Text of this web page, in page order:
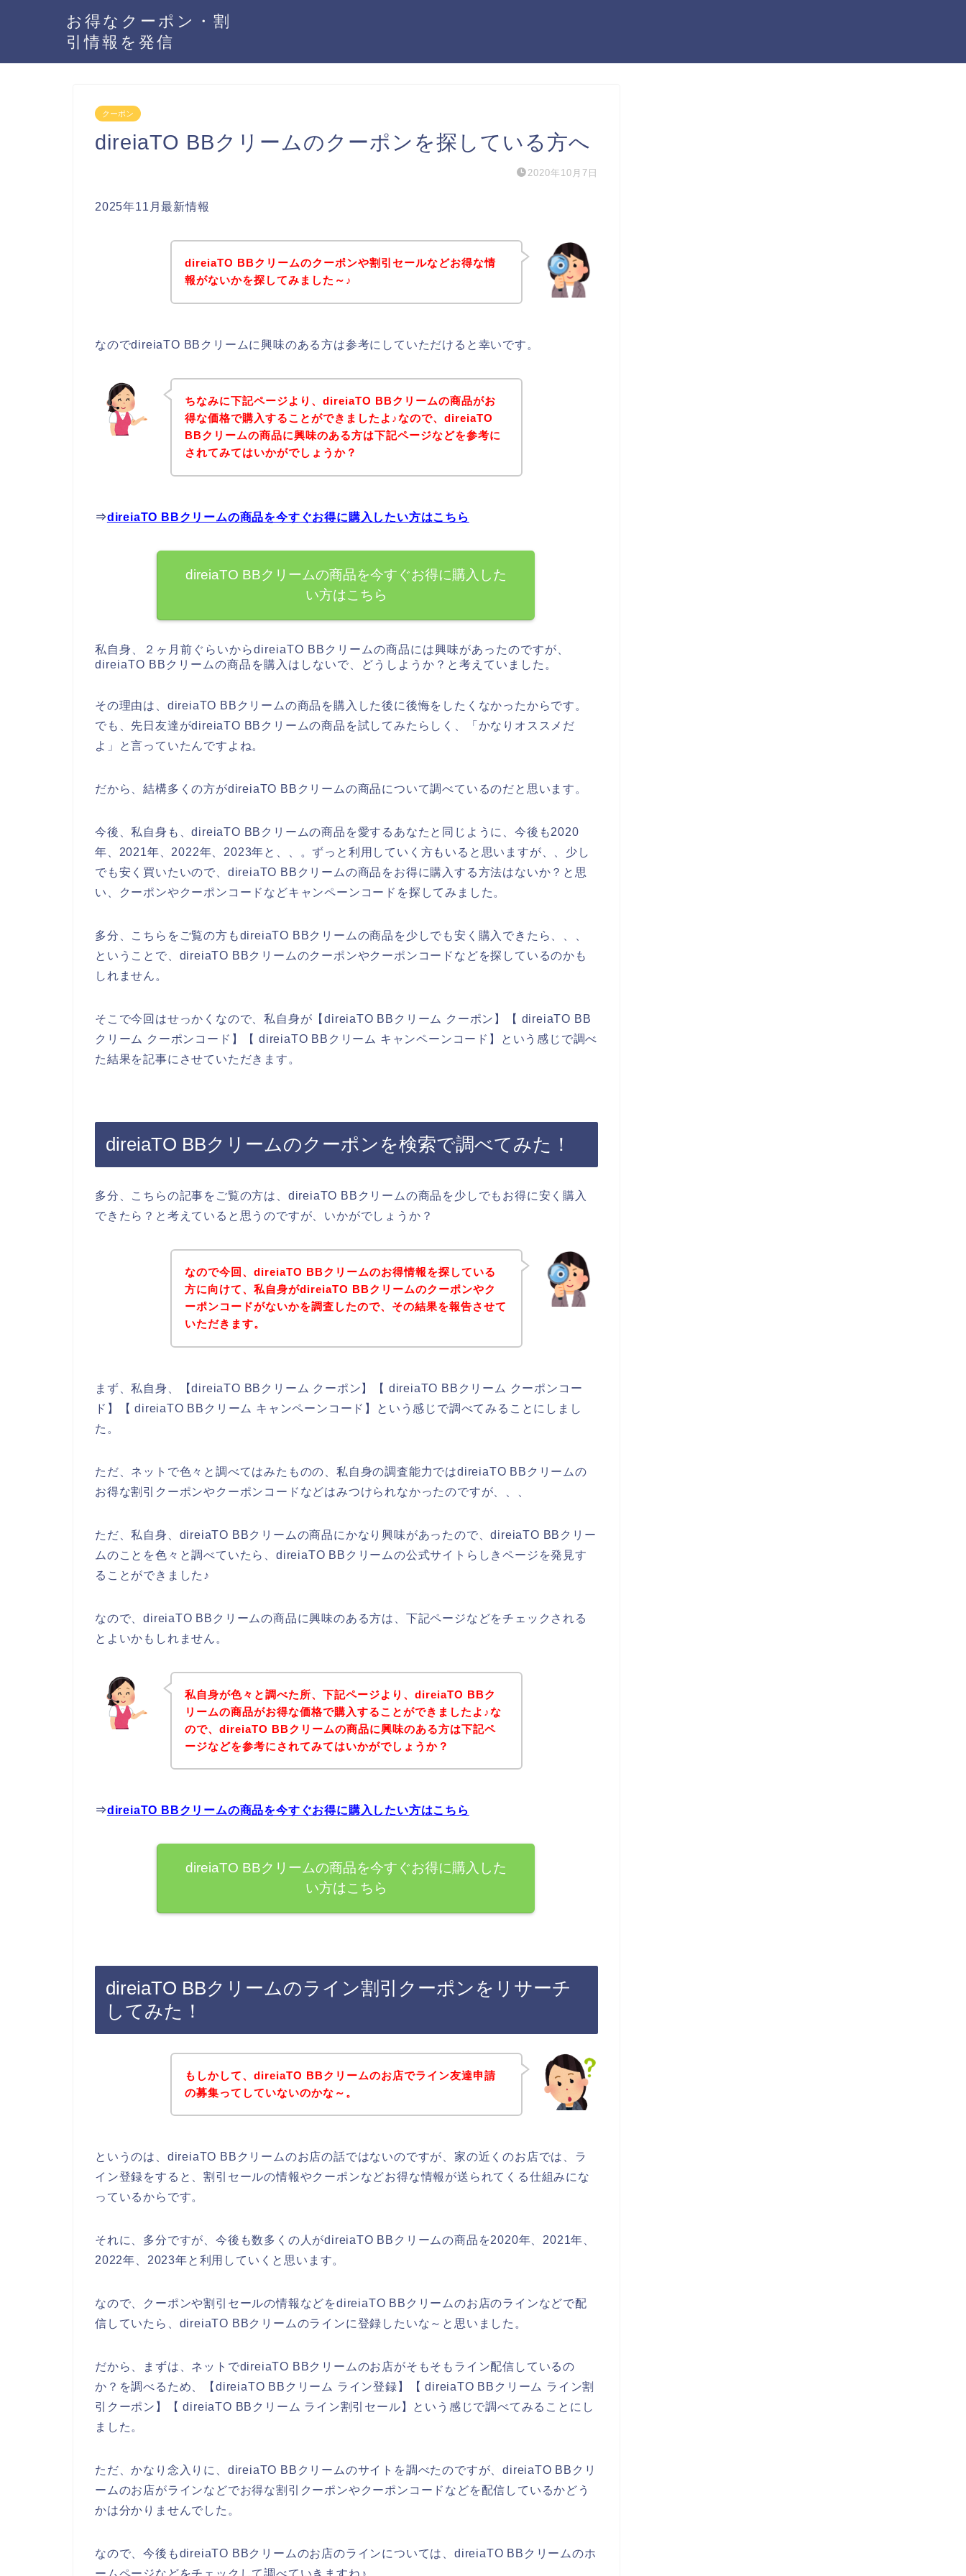
お得なクーポン・割
引情報を発信
クーポン
direiaTO BBクリームのクーポンを探している方へ
2020年10月7日
2025年11月最新情報
direiaTO BBクリームのクーポンや割引セールなどお得な情
報がないかを探してみました～♪
なのでdireiaTO BBクリームに興味のある方は参考にしていただけると幸いです。
ちなみに下記ページより、direiaTO BBクリームの商品がお
得な価格で購入することができましたよ♪なので、direiaTO
BBクリームの商品に興味のある方は下記ページなどを参考に
されてみてはいかがでしょうか？
⇒direiaTO BBクリームの商品を今すぐお得に購入したい方はこちら
direiaTO BBクリームの商品を今すぐお得に購入した
い方はこちら
私自身、２ヶ月前ぐらいからdireiaTO BBクリームの商品には興味があったのですが、
direiaTO BBクリームの商品を購入はしないで、どうしようか？と考えていました。
その理由は、direiaTO BBクリームの商品を購入した後に後悔をしたくなかったからです。
でも、先日友達がdireiaTO BBクリームの商品を試してみたらしく、「かなりオススメだ
よ」と言っていたんですよね。
だから、結構多くの方がdireiaTO BBクリームの商品について調べているのだと思います。
今後、私自身も、direiaTO BBクリームの商品を愛するあなたと同じように、今後も2020
年、2021年、2022年、2023年と、、。ずっと利用していく方もいると思いますが、、少し
でも安く買いたいので、direiaTO BBクリームの商品をお得に購入する方法はないか？と思
い、クーポンやクーポンコードなどキャンペーンコードを探してみました。
多分、こちらをご覧の方もdireiaTO BBクリームの商品を少しでも安く購入できたら、、、
ということで、direiaTO BBクリームのクーポンやクーポンコードなどを探しているのかも
しれません。
そこで今回はせっかくなので、私自身が【direiaTO BBクリーム クーポン】【 direiaTO BB
クリーム クーポンコード】【 direiaTO BBクリーム キャンペーンコード】という感じで調べ
た結果を記事にさせていただきます。
direiaTO BBクリームのクーポンを検索で調べてみた！
多分、こちらの記事をご覧の方は、direiaTO BBクリームの商品を少しでもお得に安く購入
できたら？と考えていると思うのですが、いかがでしょうか？
なので今回、direiaTO BBクリームのお得情報を探している
方に向けて、私自身がdireiaTO BBクリームのクーポンやク
ーポンコードがないかを調査したので、その結果を報告させて
いただきます。
まず、私自身、【direiaTO BBクリーム クーポン】【 direiaTO BBクリーム クーポンコー
ド】【 direiaTO BBクリーム キャンペーンコード】という感じで調べてみることにしまし
た。
ただ、ネットで色々と調べてはみたものの、私自身の調査能力ではdireiaTO BBクリームの
お得な割引クーポンやクーポンコードなどはみつけられなかったのですが、、、
ただ、私自身、direiaTO BBクリームの商品にかなり興味があったので、direiaTO BBクリー
ムのことを色々と調べていたら、direiaTO BBクリームの公式サイトらしきページを発見す
ることができました♪
なので、direiaTO BBクリームの商品に興味のある方は、下記ページなどをチェックされる
とよいかもしれません。
私自身が色々と調べた所、下記ページより、direiaTO BBク
リームの商品がお得な価格で購入することができましたよ♪な
ので、direiaTO BBクリームの商品に興味のある方は下記ペ
ージなどを参考にされてみてはいかがでしょうか？
⇒direiaTO BBクリームの商品を今すぐお得に購入したい方はこちら
direiaTO BBクリームの商品を今すぐお得に購入した
い方はこちら
direiaTO BBクリームのライン割引クーポンをリサーチ
してみた！
もしかして、direiaTO BBクリームのお店でライン友達申請
の募集ってしていないのかな～。
というのは、direiaTO BBクリームのお店の話ではないのですが、家の近くのお店では、ラ
イン登録をすると、割引セールの情報やクーポンなどお得な情報が送られてくる仕組みにな
っているからです。
それに、多分ですが、今後も数多くの人がdireiaTO BBクリームの商品を2020年、2021年、
2022年、2023年と利用していくと思います。
なので、クーポンや割引セールの情報などをdireiaTO BBクリームのお店のラインなどで配
信していたら、direiaTO BBクリームのラインに登録したいな～と思いました。
だから、まずは、ネットでdireiaTO BBクリームのお店がそもそもライン配信しているの
か？を調べるため、【direiaTO BBクリーム ライン登録】【 direiaTO BBクリーム ライン割
引クーポン】【 direiaTO BBクリーム ライン割引セール】という感じで調べてみることにし
ました。
ただ、かなり念入りに、direiaTO BBクリームのサイトを調べたのですが、direiaTO BBクリ
ームのお店がラインなどでお得な割引クーポンやクーポンコードなどを配信しているかどう
かは分かりませんでした。
なので、今後もdireiaTO BBクリームのお店のラインについては、direiaTO BBクリームのホ